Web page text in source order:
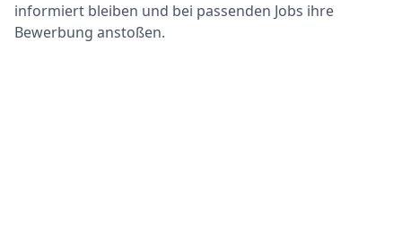
informiert bleiben und bei passenden Jobs ihre
Bewerbung anstoßen.